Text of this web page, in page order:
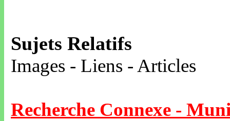
Sujets Relatifs
Images - Liens - Articles
Recherche Connexe -